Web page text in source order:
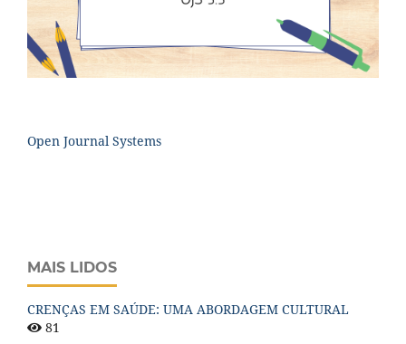
Open Journal Systems
MAIS LIDOS
CRENÇAS EM SAÚDE: UMA ABORDAGEM CULTURAL
81